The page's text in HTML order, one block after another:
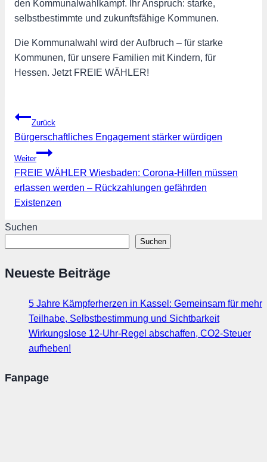
den Kommunalwahlkampf. Ihr Anspruch: starke,
selbstbestimmte und zukunftsfähige Kommunen.
Die Kommunalwahl wird der Aufbruch – für starke
Kommunen, für unsere Familien mit Kindern, für
Hessen. Jetzt FREIE WÄHLER!
Beitragsnavigation
Zurück
Bürgerschaftliches Engagement stärker würdigen
Weiter
FREIE WÄHLER Wiesbaden: Corona-Hilfen müssen
erlassen werden – Rückzahlungen gefährden
Existenzen
Suchen
Suchen
Neueste Beiträge
5 Jahre Kämpferherzen in Kassel: Gemeinsam für mehr
Teilhabe, Selbstbestimmung und Sichtbarkeit
Wirkungslose 12-Uhr-Regel abschaffen, CO2-Steuer
aufheben!
Fanpage